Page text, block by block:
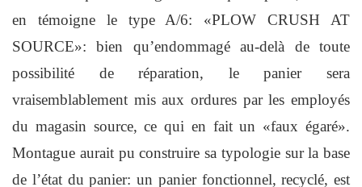
en témoigne le type A/6: «PLOW CRUSH AT
SOURCE»: bien qu’endommagé au-delà de toute
possibilité de réparation, le panier sera
vraisemblablement mis aux ordures par les employés
du magasin source, ce qui en fait un «faux égaré».
Montague aurait pu construire sa typologie sur la base
de l’état du panier: un panier fonctionnel, recyclé, est